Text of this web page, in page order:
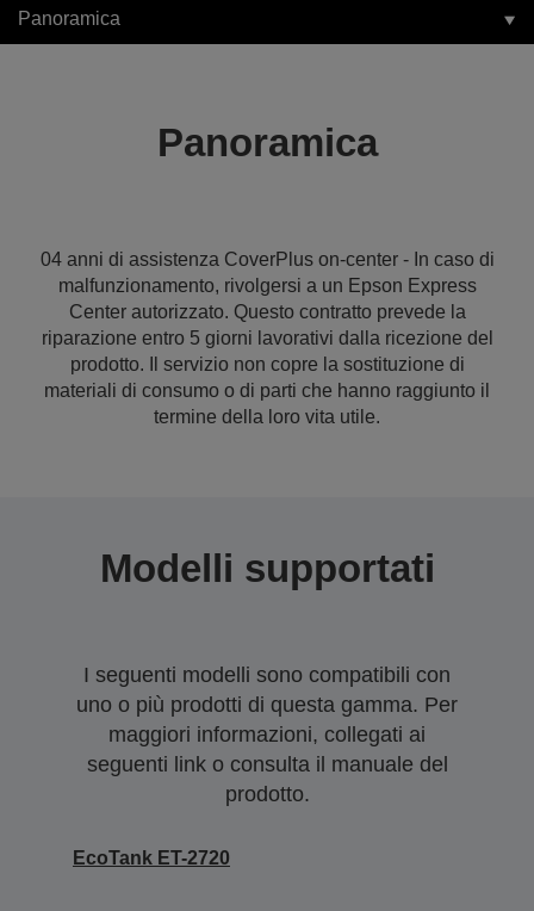
Panoramica
Panoramica
04 anni di assistenza CoverPlus on-center - In caso di
malfunzionamento, rivolgersi a un Epson Express
Center autorizzato. Questo contratto prevede la
riparazione entro 5 giorni lavorativi dalla ricezione del
prodotto. Il servizio non copre la sostituzione di
materiali di consumo o di parti che hanno raggiunto il
termine della loro vita utile.
Modelli supportati
I seguenti modelli sono compatibili con
uno o più prodotti di questa gamma. Per
maggiori informazioni, collegati ai
seguenti link o consulta il manuale del
prodotto.
EcoTank ET-2720